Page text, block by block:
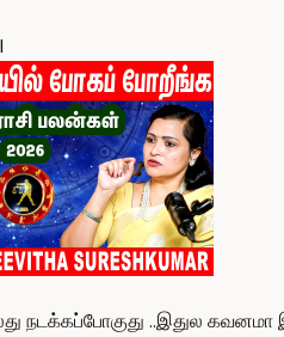
நடக்கப்போகுது ..இதுல